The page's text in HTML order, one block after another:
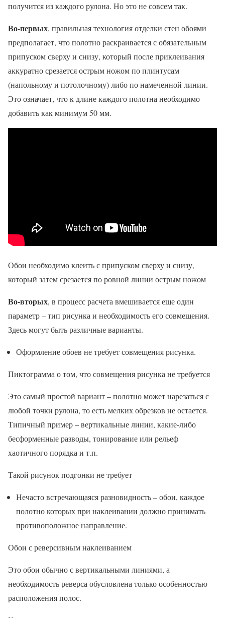
получится из каждого рулона. Но это не совсем так.
Во-первых, правильная технология отделки стен обоями
предполагает, что полотно раскраивается с обязательным
припуском сверху и снизу, который после приклеивания
аккуратно срезается острым ножом по плинтусам
(напольному и потолочному) либо по намеченной линии.
Это означает, что к длине каждого полотна необходимо
добавить как минимум 50 мм.
Обои необходимо клеить с припуском сверху и снизу,
который затем срезается по ровной линии острым ножом
Во-вторых, в процесс расчета вмешивается еще один
параметр – тип рисунка и необходимость его совмещения.
Здесь могут быть различные варианты.
Оформление обоев не требует совмещения рисунка.
Пиктограмма о том, что совмещения рисунка не требуется
Это самый простой вариант – полотно может нарезаться с
любой точки рулона, то есть мелких обрезков не остается.
Типичный пример – вертикальные линии, какие-либо
бесформенные разводы, тонирование или рельеф
хаотичного порядка и т.п.
Такой рисунок подгонки не требует
Нечасто встречающаяся разновидность – обои, каждое
полотно которых при наклеивании должно принимать
противоположное направление.
Обои с реверсивным наклеиванием
Это обои обычно с вертикальными линиями, а
необходимость реверса обусловлена только особенностью
расположения полос.